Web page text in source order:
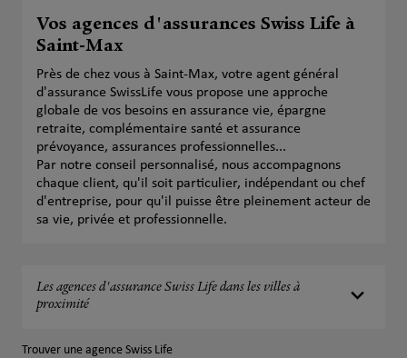
Vos agences d'assurances Swiss Life à
Saint-Max
Près de chez vous à Saint-Max, votre agent général
d'assurance SwissLife vous propose une approche
globale de vos besoins en assurance vie, épargne
retraite, complémentaire santé et assurance
prévoyance, assurances professionnelles...
Par notre conseil personnalisé, nous accompagnons
chaque client, qu'il soit particulier, indépendant ou chef
d'entreprise, pour qu'il puisse être pleinement acteur de
sa vie, privée et professionnelle.
Les agences d'assurance Swiss Life dans les villes à
proximité
Trouver une agence Swiss Life